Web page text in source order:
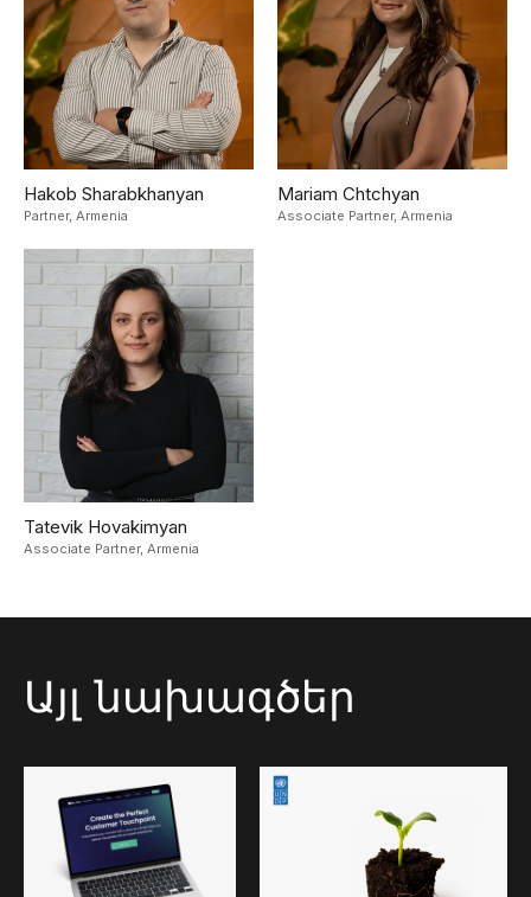
Hakob Sharabkhanyan
Partner, Armenia
Mariam Chtchyan
Associate Partner, Armenia
Tatevik Hovakimyan
Associate Partner, Armenia
Այլ նախագծեր